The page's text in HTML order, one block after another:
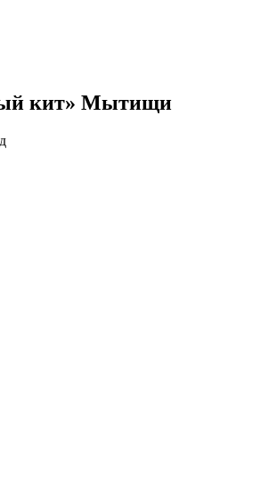
кит» Мытищи